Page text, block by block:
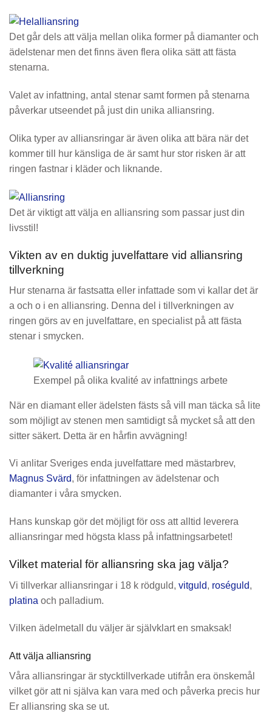
Det går dels att välja mellan olika former på diamanter och
ädelstenar men det finns även flera olika sätt att fästa
stenarna.
Valet av infattning, antal stenar samt formen på stenarna
påverkar utseendet på just din unika alliansring.
Olika typer av alliansringar är även olika att bära när det
kommer till hur känsliga de är samt hur stor risken är att
ringen fastnar i kläder och liknande.
Det är viktigt att välja en alliansring som passar just din
livsstil!
Vikten av en duktig juvelfattare vid alliansring
tillverkning
Hur stenarna är fastsatta eller infattade som vi kallar det är
a och o i en alliansring. Denna del i tillverkningen av
ringen görs av en juvelfattare, en specialist på att fästa
stenar i smycken.
Exempel på olika kvalité av infattnings arbete
När en diamant eller ädelsten fästs så vill man täcka så lite
som möjligt av stenen men samtidigt så mycket så att den
sitter säkert. Detta är en hårfin avvägning!
Vi anlitar Sveriges enda juvelfattare med mästarbrev,
Magnus Svärd, för infattningen av ädelstenar och
diamanter i våra smycken.
Hans kunskap gör det möjligt för oss att alltid leverera
alliansringar med högsta klass på infattningsarbetet!
Vilket material för alliansring ska jag välja?
Vi tillverkar alliansringar i 18 k rödguld, vitguld, roséguld,
platina och palladium.
Vilken ädelmetall du väljer är självklart en smaksak!
Att välja alliansring
Våra alliansringar är stycktillverkade utifrån era önskemål
vilket gör att ni själva kan vara med och påverka precis hur
Er alliansring ska se ut.